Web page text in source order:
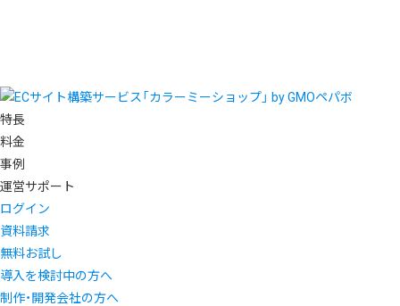
特長
料金
事例
運営サポート
ログイン
資料請求
無料お試し
導入を検討中の方へ
制作・開発会社の方へ